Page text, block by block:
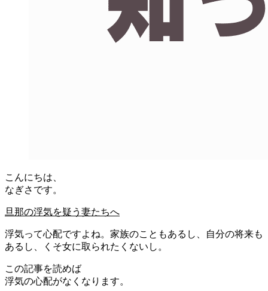
こんにちは、
なぎさです。
旦那の浮気を疑う妻たちへ
浮気って心配ですよね。家族のこともあるし、自分の将来も
あるし、くそ女に取られたくないし。
この記事を読めば
浮気の心配がなくなります。